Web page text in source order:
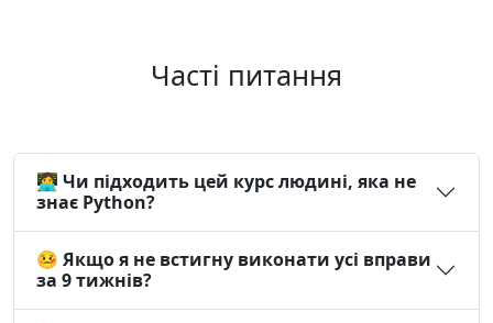
продуктом клієнтами. А
завдяки автотестам він
Обов’язково вважаю за
потрібне повідомити тобі
тобі за те, що дав нам ці
знання та навички 🫡🙏
Часті питання
👩‍💻 Чи підходить цей курс людині, яка не
знає Python?
🤒 Якщо я не встигну виконати усі вправи
за 9 тижнів?